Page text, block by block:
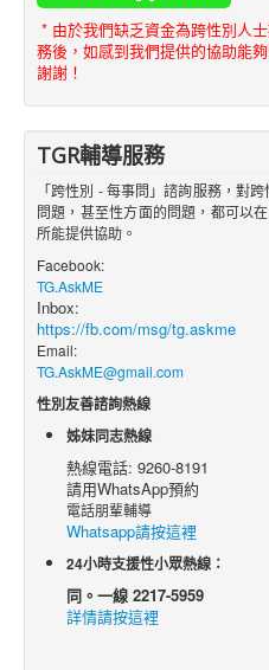
* 由於我們缺乏資金為跨性別人
務後，如感到我們提供的協助能
謝謝！
TGR輔導服務
「跨性別 - 每事問」諮詢服務，對
問題，甚至性方面的問題，都可以
所能提供協助。
Facebook:
TG.AskME
Inbox:
https://fb.com/msg/tg.askme
Email:
TG.AskME@gmail.com
性別友善諮詢熱線
姊妹同志熱線
熱線電話: 9260-8191
請用WhatsApp預約
電話朋輩輔導
Whatsapp請按這裡
24小時支援性小眾熱線：
同。一線 2217-5959
詳情請按這裡